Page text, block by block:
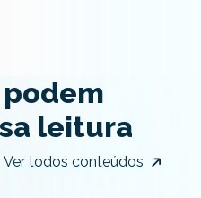
podem
leitura
Ver todos conteúdos